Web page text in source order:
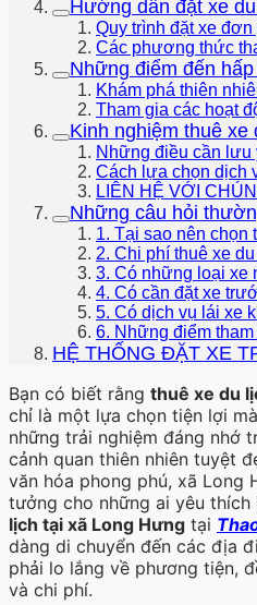
Hướng dẫn đặt xe
Quy trình đặt xe
Các phương thức
Những điểm đến
Khám phá thiên
Tham gia các hoạt
Kinh nghiệm thuê
Những điều cần
Cách lựa chọn dịch
LIÊN HỆ VỚI
Những câu hỏi
1. Tại sao nên chọn
2. Chi phí thuê xe
3. Có những loại xe
4. Có cần đặt xe
5. Có dịch vụ lái xe
6. Những điểm
HỆ THỐNG ĐẶT XE
Bạn có biết rằng thuê xe du
chỉ là một lựa chọn tiện lợi
những trải nghiệm đáng nhớ
cảnh quan thiên nhiên tuyệt
văn hóa phong phú, xã Long
tưởng cho những ai yêu thích
lịch tại xã Long Hưng tại
dàng di chuyển đến các địa
phải lo lắng về phương tiện,
và chi phí.